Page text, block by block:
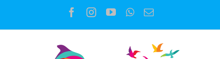
o
Facebook
Instagram
YouTubeWhatsApp
E-